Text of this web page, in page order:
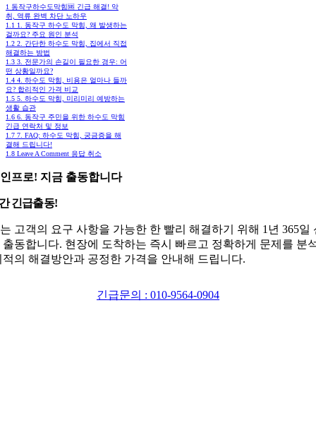
1 동작구하수도막힘🆘 긴급 해결! 악
취, 역류 완벽 차단 노하우
1.1 1. 동작구 하수도 막힘, 왜 발생하는
걸까요? 주요 원인 분석
1.2 2. 간단한 하수도 막힘, 집에서 직접
해결하는 방법
1.3 3. 전문가의 손길이 필요한 경우: 어
떤 상황일까요?
1.4 4. 하수도 막힘, 비용은 얼마나 들까
요? 합리적인 가격 비교
1.5 5. 하수도 막힘, 미리미리 예방하는
생활 습관
1.6 6. 동작구 주민을 위한 하수도 막힘
긴급 연락처 및 정보
1.7 7. FAQ: 하수도 막힘, 궁금증을 해
결해 드립니다!
1.8 Leave A Comment 응답 취소
프로! 지금 출동합니다
긴급출동!
고객의 요구 사항을 가능한 한 빨리 해결하기 위해 1년 365일
출동합니다. 현장에 도착하는 즉시 빠르고 정확하게 문제를 분
적의 해결방안과 공정한 가격을 안내해 드립니다.
긴급문의 : 010-9564-0904